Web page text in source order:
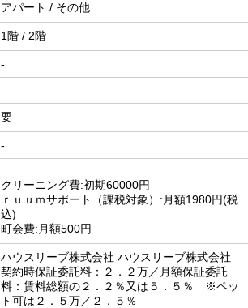
アパート / その他
1階 / 2階
-
要
-
クリーニング費:初期60000円
ｒｕｕｍサポート（課税対象）:月額1980円(税
込)
町会費:月額500円
ハウスリーブ株式会社 ハウスリーブ株式会社
契約時保証委託料：２．２万／月額保証委託
料：賃料総額の２．２％又は５．５％ ※ペッ
ト可は２．５万／２．５％